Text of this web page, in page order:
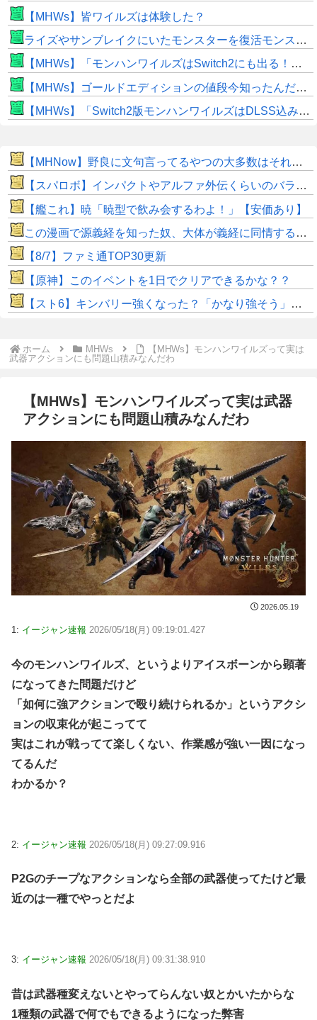
【MHWs】皆ワイルズは体験した？
ライズやサンブレイクにいたモンスターを復活モンスターと呼ぶのはやめよう
【MHWs】「モンハンワイルズはSwitch2にも出る！」👈こいつにかけたい言葉ｗｗｗｗｗｗｗｗｗ
【MHWs】ゴールドエディションの値段今知ったんだけどやっっっっっっすwwwww
【MHWs】「Switch2版モンハンワイルズはDLSS込みで最大1440p動作」
【MHNow】野良に文句言ってるやつの大多数はそれしてないだけの雑魚だから聞く耳持つだけムダよ
【スパロボ】インパクトやアルファ外伝くらいのバランス求む！！ → インパクトも最終的にはコアブースターで雑魚は一撃で倒せてたけどね
【艦これ】暁「暁型で飲み会するわよ！」【安価あり】
この漫画で源義経を知った奴、大体が義経に同情するようになるｗｗｗｗｗｗｗｗ
【8/7】ファミ通TOP30更新
【原神】このイベントを1日でクリアできるかな？？
【スト6】キンバリー強くなった？「かなり強そう」「勝てなくなった」
ホーム MHWs
【MHWs】モンハンワイルズって実は
武器アクションにも問題山積みなんだわ
【MHWs】モンハンワイルズって実は武器
アクションにも問題山積みなんだわ
2026.05.19
1: イージャン速報 2026/05/18(月) 09:19:01.427
今のモンハンワイルズ、というよりアイスボーンから顕著
になってきた問題だけど
「如何に強アクションで殴り続けられるか」というアクシ
ョンの収束化が起こってて
実はこれが戦ってて楽しくない、作業感が強い一因になっ
てるんだ
わかるか？
2: イージャン速報 2026/05/18(月) 09:27:09.916
P2Gのチープなアクションなら全部の武器使ってたけど最
近のは一種でやっとだよ
3: イージャン速報 2026/05/18(月) 09:31:38.910
昔は武器種変えないとやってらんない奴とかいたからな
1種類の武器で何でもできるようになった弊害